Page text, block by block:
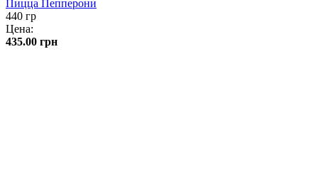
Пицца Пепперони
440 гр
Цена:
435.00 грн